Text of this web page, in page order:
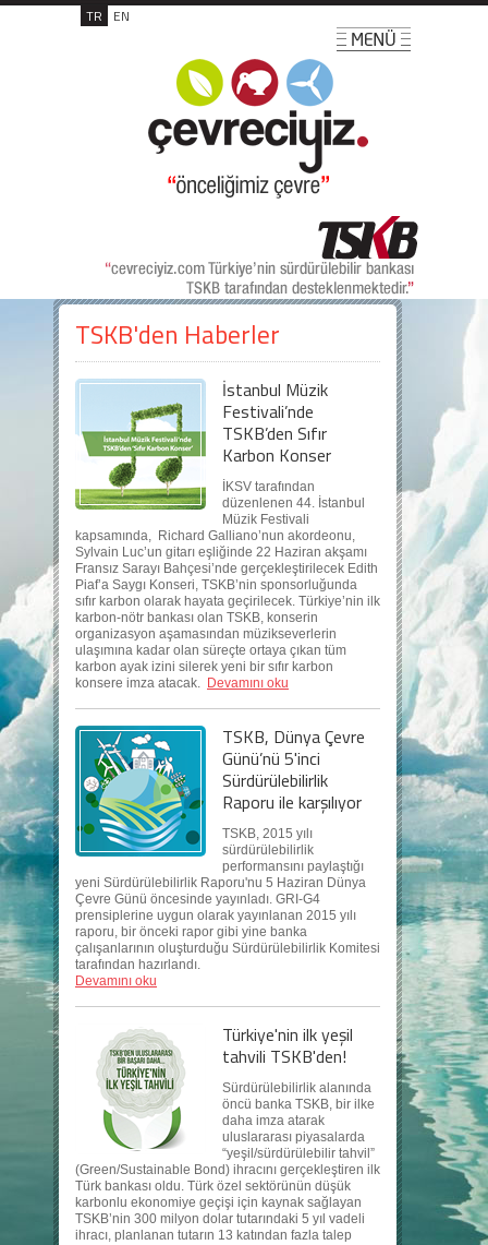
TR EN
TSKB'den Haberler
İstanbul Müzik
Festivali’nde
TSKB’den Sıfır
Karbon Konser
İKSV tarafından
düzenlenen 44. İstanbul
Müzik Festivali
kapsamında, Richard Galliano’nun akordeonu,
Sylvain Luc’un gitarı eşliğinde 22 Haziran akşamı
Fransız Sarayı Bahçesi’nde gerçekleştirilecek Edith
Piaf’a Saygı Konseri, TSKB’nin sponsorluğunda
sıfır karbon olarak hayata geçirilecek. Türkiye’nin ilk
karbon-nötr bankası olan TSKB, konserin
organizasyon aşamasından müzikseverlerin
ulaşımına kadar olan süreçte ortaya çıkan tüm
karbon ayak izini silerek yeni bir sıfır karbon
konsere imza atacak. Devamını oku
TSKB, Dünya Çevre
Günü’nü 5'inci
Sürdürülebilirlik
Raporu ile karşılıyor
TSKB, 2015 yılı
sürdürülebilirlik
performansını paylaştığı
yeni Sürdürülebilirlik Raporu'nu 5 Haziran Dünya
Çevre Günü öncesinde yayınladı. GRI-G4
prensiplerine uygun olarak yayınlanan 2015 yılı
raporu, bir önceki rapor gibi yine banka
çalışanlarının oluşturduğu Sürdürülebilirlik Komitesi
tarafından hazırlandı.
Devamını oku
Türkiye'nin ilk yeşil
tahvili TSKB'den!
Sürdürülebilirlik alanında
öncü banka TSKB, bir ilke
daha imza atarak
uluslararası piyasalarda
“yeşil/sürdürülebilir tahvil”
(Green/Sustainable Bond) ihracını gerçekleştiren ilk
Türk bankası oldu. Türk özel sektörünün düşük
karbonlu ekonomiye geçişi için kaynak sağlayan
TSKB’nin 300 milyon dolar tutarındaki 5 yıl vadeli
ihracı, planlanan tutarın 13 katından fazla talep